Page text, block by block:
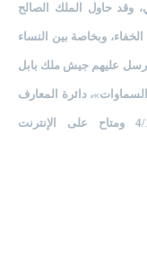
حاول الملك الصالح
وبخاصة بين النساء
فأرسل عليهم جيش ملك بابل
20). اُنظر «ملكة السماوات»، دائرة المعارف